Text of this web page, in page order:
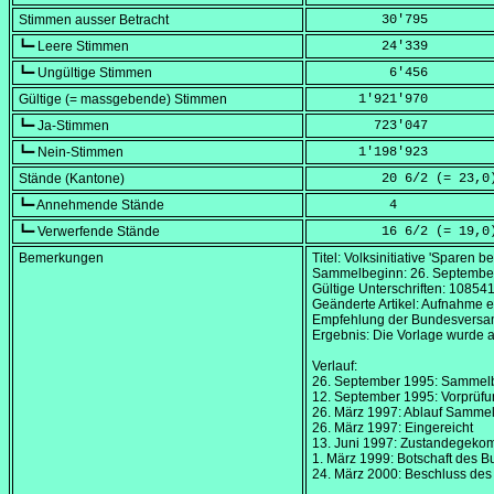
Stimmen ausser Betracht
         30'795
┗━ Leere Stimmen
         24'339
┗━ Ungültige Stimmen
          6'456
Gültige (= massgebende) Stimmen
      1'921'970
┗━ Ja-Stimmen
        723'047
┗━ Nein-Stimmen
      1'198'923
Stände (Kantone)
         20 6/2 (=
23,0
┗━ Annehmende Stände
          4
┗━ Verwerfende Stände
         16 6/2 (=
19,0
Bemerkungen
Titel: Volksinitiative 'Sparen
Sammelbeginn: 26.
Gültige Unterschriften: 108541
Geänderte Artikel: Aufnahme
Empfehlung der
Ergebnis: Die Vorlage wurde
Verlauf:
26. September 1995:
12. September 1995:
26. März 1997: Ablauf
26. März 1997: Eingereicht
13. Juni 1997:
1. März 1999: Botschaft des
24. März 2000: Beschluss